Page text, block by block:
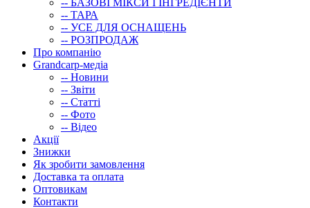
-- БАЗОВІ МІКСИ І ІНГРЕДІЄНТИ
-- ТАРА
-- УСЕ ДЛЯ ОСНАЩЕНЬ
-- РОЗПРОДАЖ
Про компанію
Grandcarp-медіа
-- Новини
-- Звіти
-- Статті
-- Фото
-- Відео
Акції
Знижки
Як зробити замовлення
Доставка та оплата
Оптовикам
Контакти